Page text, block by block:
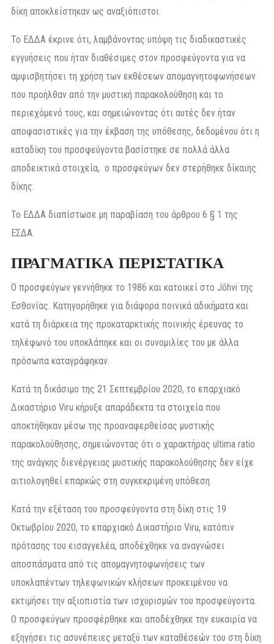
δίκη αποκλείστηκαν ως αναξιόπιστοι.
Το ΕΔΔΑ έκρινε ότι, λαμβάνοντας υπόψη τις διαδικαστικές
εγγυήσεις που ήταν διαθέσιμες στον προσφεύγοντα για να
αμφισβητήσει τη χρήση των εκθέσεων απομαγνητοφωνήσεων
που προήλθαν από την μυστική παρακολούθηση και το
περιεχόμενό τους, και σημειώνοντας ότι αυτές δεν ήταν
αποφασιστικές για την έκβαση της υπόθεσης, δεδομένου ότι η
καταδίκη του προσφεύγοντα βασίστηκε σε πολλά άλλα
αποδεικτικά στοιχεία, ο προσφεύγων δεν στερήθηκε δίκαιης
δίκης.
Το ΕΔΔΑ διαπίστωσε μη παραβίαση του άρθρου 6 § 1 της
ΕΣΔΑ.
ΠΡΑΓΜΑΤΙΚΑ ΠΕΡΙΣΤΑΤΙΚΑ
Ο προσφεύγων γεννήθηκε το 1986 και κατοικεί στο Jõhvi της
Εσθονίας. Κατηγορήθηκε για διάφορα ποινικά αδικήματα και
κατά τη διάρκεια της προκαταρκτικής ποινικής έρευνας το
τηλέφωνό του υποκλάπηκε και οι συνομιλίες του με άλλα
πρόσωπα καταγράφηκαν.
Κατά τη δικάσιμο της 21 Σεπτεμβρίου 2020, το επαρχιακό
Δικαστήριο Viru κήρυξε απαράδεκτα τα στοιχεία που
αποκτήθηκαν μέσω της προαναφερθείσας μυστικής
παρακολούθησης, σημειώνοντας ότι ο χαρακτήρας ultima ratio
της ανάγκης διενέργειας μυστικής παρακολούθησης δεν είχε
αιτιολογηθεί επαρκώς στη συγκεκριμένη υπόθεση.
Κατά την εξέταση του προσφεύγοντα στη δίκη στις 19
Οκτωβρίου 2020, το επαρχιακό Δικαστήριο Viru, κατόπιν
πρότασης του εισαγγελέα, αποδέχθηκε να αναγνώσει
αποσπάσματα από τις απομαγνητοφωνήσεις των
υποκλαπέντων τηλεφωνικών κλήσεων προκειμένου να
εκτιμήσει την αξιοπιστία των ισχυρισμών του προσφεύγοντα.
Ο προσφεύγων προσφέρθηκε και αποδέχθηκε την ευκαιρία να
εξηγήσει τις ασυνέπειες μεταξύ των καταθέσεών του στη δίκη